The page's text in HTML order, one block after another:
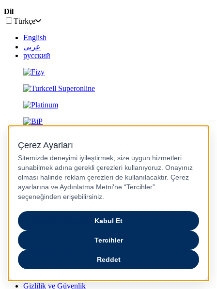
Dil
Türkçe
English
عربى
русский
Gizlilik ve Güvenlik